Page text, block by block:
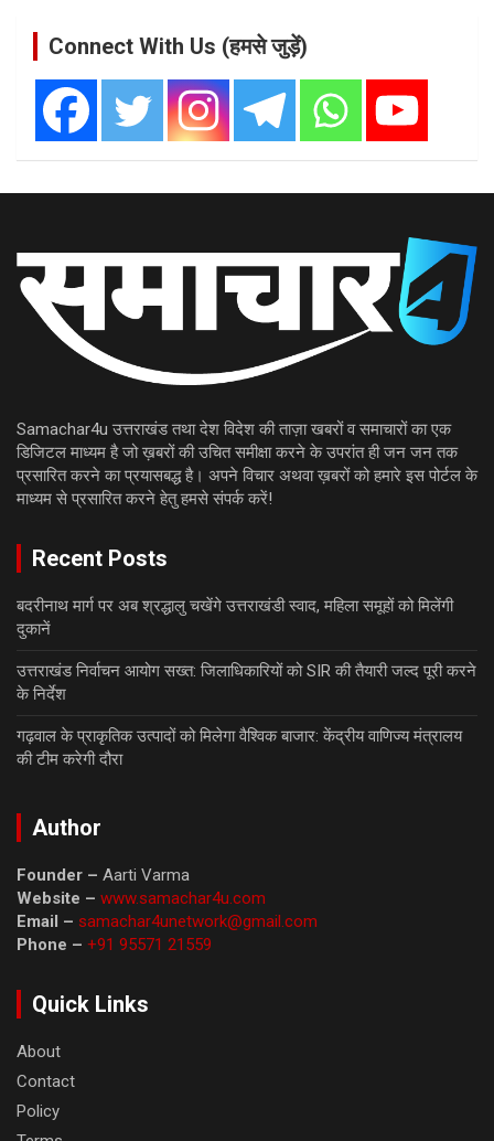
Connect With Us (हमसे जुड़ें)
Samachar4u उत्तराखंड तथा देश विदेश की ताज़ा खबरों व समाचारों का एक
डिजिटल माध्यम है जो ख़बरों की उचित समीक्षा करने के उपरांत ही जन जन तक
प्रसारित करने का प्रयासबद्ध है। अपने विचार अथवा ख़बरों को हमारे इस पोर्टल के
माध्यम से प्रसारित करने हेतु हमसे संपर्क करें!
Recent Posts
बदरीनाथ मार्ग पर अब श्रद्धालु चखेंगे उत्तराखंडी स्वाद, महिला समूहों को मिलेंगी
दुकानें
उत्तराखंड निर्वाचन आयोग सख्त: जिलाधिकारियों को SIR की तैयारी जल्द पूरी करने
के निर्देश
गढ़वाल के प्राकृतिक उत्पादों को मिलेगा वैश्विक बाजार: केंद्रीय वाणिज्य मंत्रालय
की टीम करेगी दौरा
Author
Founder – Aarti Varma
Website – www.samachar4u.com
Email – samachar4unetwork@gmail.com
Phone – +91 95571 21559
Quick Links
About
Contact
Policy